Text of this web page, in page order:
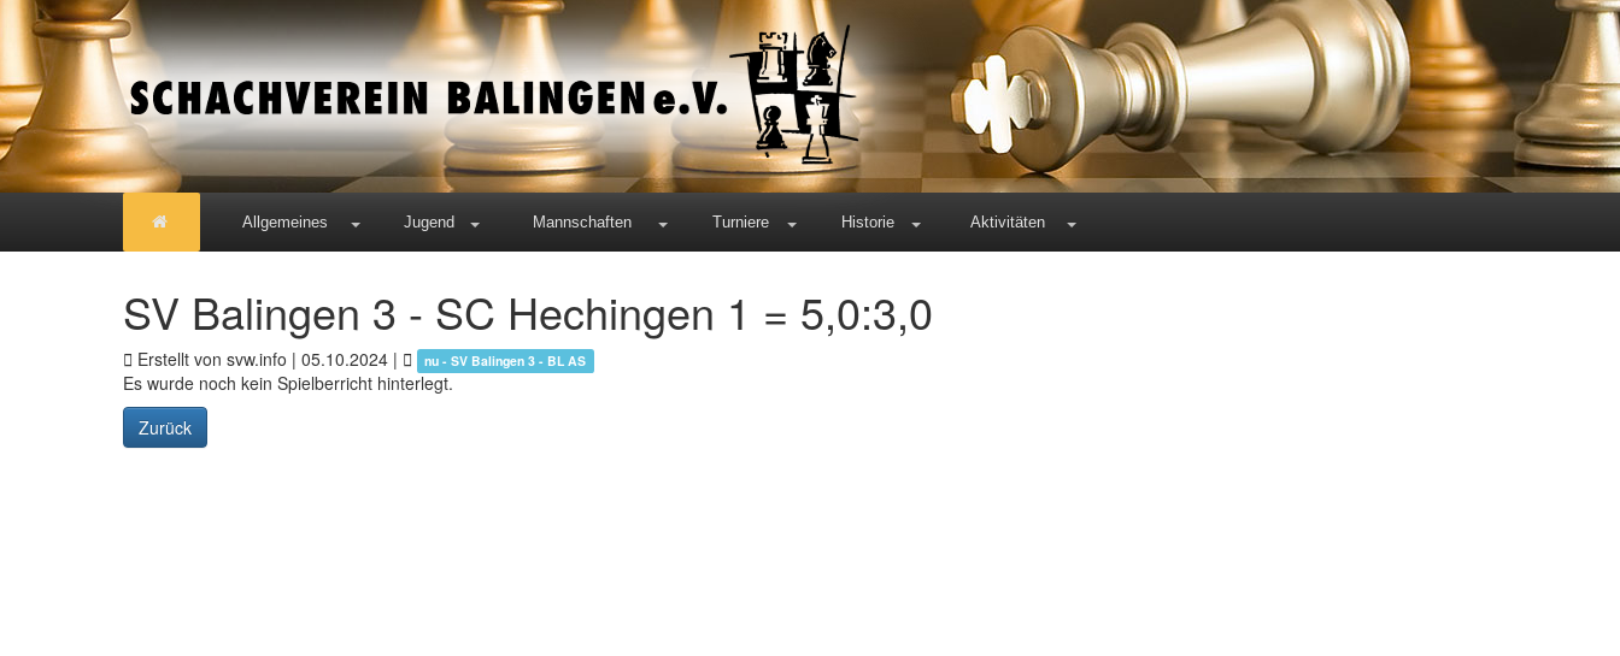
Allgemeines Jugend Mannschaften Turniere Historie Aktivitäten
SV Balingen 3 - SC Hechingen 1 = 5,0:3,0
Erstellt von svw.info | 05.10.2024 | nu - SV Balingen 3 - BL AS
Es wurde noch kein Spielberricht hinterlegt.
Zurück